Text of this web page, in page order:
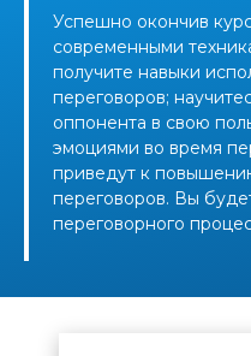
Успешно окончив
современными
получите навыки
переговоров;
оппонента в свою
эмоциями во время
приведут к
переговоров. Вы
переговорного